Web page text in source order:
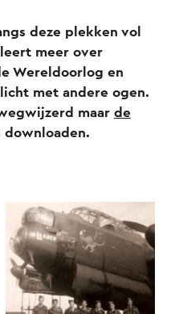
deze plekken vol
meer over
Wereldoorlog en
met andere ogen.
maar de
downloaden.